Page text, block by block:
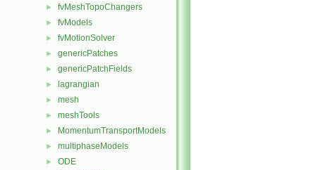
► fvMeshTopoChangers
► fvModels
► fvMotionSolver
► genericPatches
► genericPatchFields
► lagrangian
► mesh
► meshTools
► MomentumTransportModels
► multiphaseModels
► ODE